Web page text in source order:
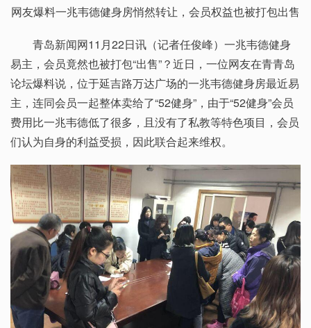
网友爆料一兆韦德健身房悄然转让，会员权益也被打包出售
青岛新闻网11月22日讯（记者任俊峰）一兆韦德健身
易主，会员竟然也被打包“出售”？近日，一位网友在青青岛
论坛爆料说，位于延吉路万达广场的一兆韦德健身房最近易
主，连同会员一起整体卖给了“52健身”，由于“52健身”会员
费用比一兆韦德低了很多，且没有了私教等特色项目，会员
们认为自身的利益受损，因此联合起来维权。